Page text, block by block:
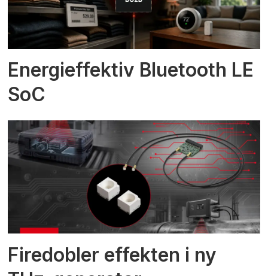
Energieffektiv Bluetooth LE
SoC
Firedobler effekten i ny